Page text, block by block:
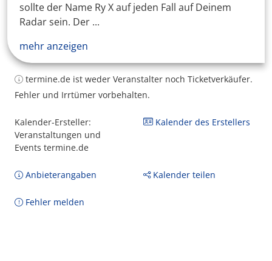
sollte der Name Ry X auf jeden Fall auf Deinem
Radar sein. Der ...
mehr anzeigen
termine.de ist weder Veranstalter noch Ticketverkäufer.
Fehler und Irrtümer vorbehalten.
Kalender-Ersteller:
Veranstaltungen und
Events termine.de
Kalender des Erstellers
Anbieterangaben Kalender teilen
Fehler melden